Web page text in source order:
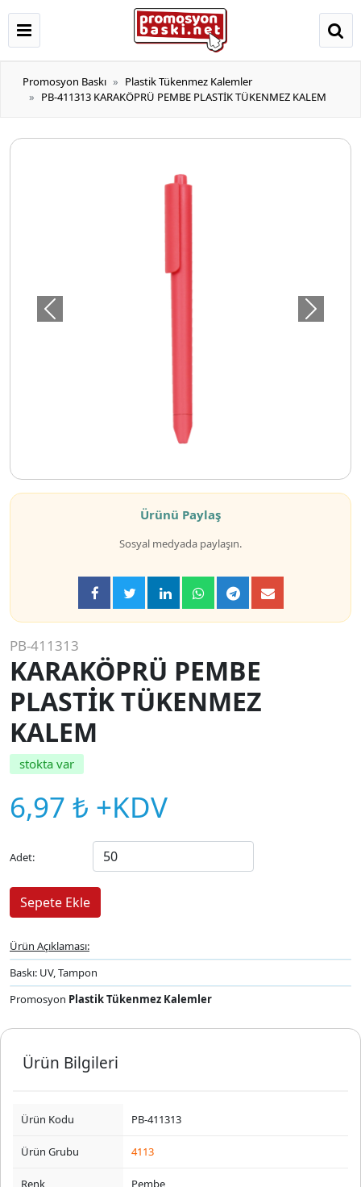
Promosyon Baskı
Plastik Tükenmez Kalemler
PB-411313 KARAKÖPRÜ PEMBE PLASTİK TÜKENMEZ KALEM
Önceki Sonraki
Ürünü Paylaş
Sosyal medyada paylaşın.
PB-411313
KARAKÖPRÜ PEMBE
PLASTİK TÜKENMEZ
KALEM
stokta var
6,97 ₺ +KDV
Adet:
Ürün Açıklaması:
Baskı: UV, Tampon
Promosyon Plastik Tükenmez Kalemler
Ürün Bilgileri
Ürün Kodu PB-411313
Ürün Grubu 4113
Renk Pembe